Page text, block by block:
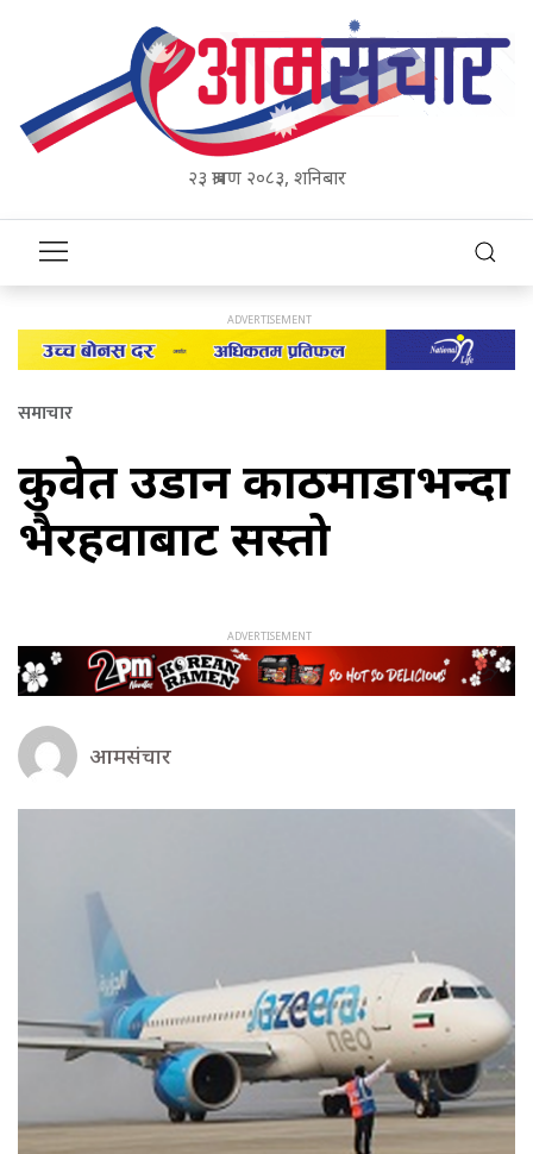
२३ श्रावण २०८३, शनिबार
समाचार
कुवेत उडान काठमाडौँभन्दा
भैरहवाबाट सस्तो
आमसंचार